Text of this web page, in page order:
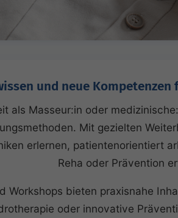
und neue
als Masseur:in oder
Mit gezielten
erlernen, patientenorientiert
Reha oder Prävention
Workshops bieten praxisnahe
oder innovative